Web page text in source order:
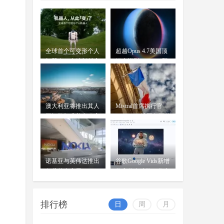
07-17
wangjing
OpenAI前女CTO创业发布首款
AI模型：借鉴中
穆拉蒂凤凰网科技讯 北京时间7月
16日，据《华尔街日报》报道，
OpenAI前首席技术官米拉
全球首个可变形个人
元T1
超越Opus 4.7美国顶
将发
澳大利亚将推出其人
内设
Mistral首席执行官
电力
诺基亚与英伟达推出
RAN平台
谷歌Google Vids新增
可
排行榜 日 周 月